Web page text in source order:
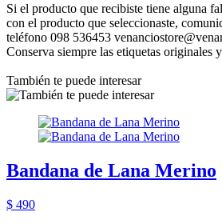
Si el producto que recibiste tiene alguna
con el producto que seleccionaste,
teléfono 098 536453
Conserva siempre las etiquetas originales
También te puede interesar
Bandana de Lana Merino
$ 490